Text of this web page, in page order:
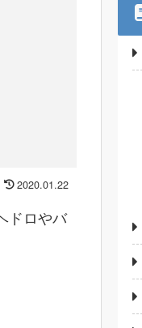
2020.01.22
ドロやバ